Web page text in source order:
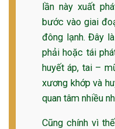
phổ biến, khiến đôi bàn
của chị em trở nên
lần này xuất
bước vào giai
đông lạnh. Đây
phải hoặc tái
huyết áp, tai –
xương khớp và
quan tâm nhiều
Cũng chính vì